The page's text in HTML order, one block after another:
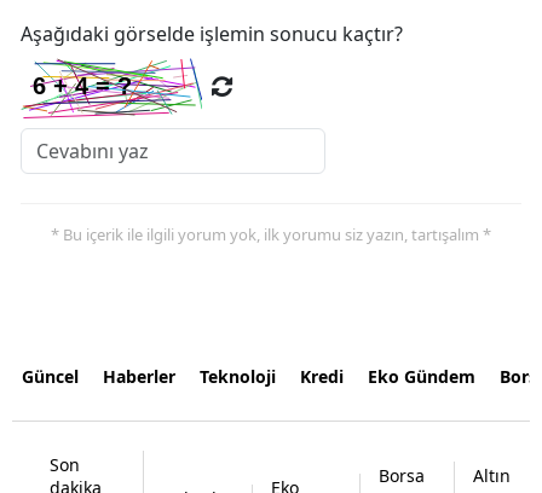
Aşağıdaki görselde işlemin sonucu kaçtır?
* Bu içerik ile ilgili yorum yok, ilk yorumu siz yazın, tartışalım *
Güncel Haberler Teknoloji Kredi Eko Gündem
Son
dakika
Eko
Borsa
Altın